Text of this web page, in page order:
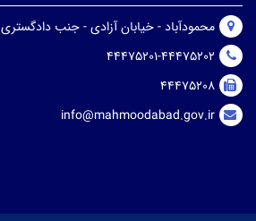
محمودآباد - خیابان آزادی - جنب دادگستری
44475201-44475202
44475208
info@mahmoodabad.gov.ir